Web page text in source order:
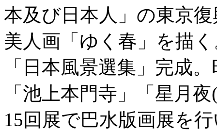
本及び日本人」の東京
美人画「ゆく春」を描
「日本風景選集」完成
「池上本門寺」「星月
15回展で巴水版画展を